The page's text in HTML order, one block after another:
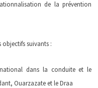
de la prévention
suivants :
dans la conduite et le
Ouarzazate et le Draa